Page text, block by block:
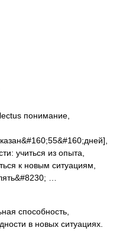
понимание,
учиться из опыта,
к новым ситуациям,
…
способность,
в новых ситуациях.